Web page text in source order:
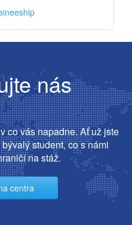
nás
co vás napadne. Ať už jste
student, co s námi
na stáž.
centra